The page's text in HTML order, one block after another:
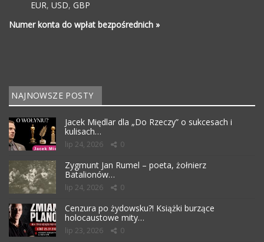
EUR, USD, GBP
Numer konta do wpłat bezpośrednich »
NAJNOWSZE POSTY
Jacek Międlar dla „Do Rzeczy” o sukcesach i
kulisach…
lip 24, 2026 0
Zygmunt Jan Rumel – poeta, żołnierz
Batalionów…
lip 24, 2026 0
Cenzura po żydowsku?! Książki burzące
holocaustowe mity…
lip 23, 2026 0